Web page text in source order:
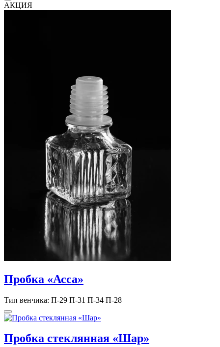
АКЦИЯ
Пробка «Асса»
Тип венчика: П-29 П-31 П-34 П-28
Пробка стеклянная «Шар»